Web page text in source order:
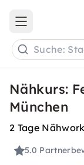
Open main
Suche:
Nähkurs:
München
2 Tage
5.0